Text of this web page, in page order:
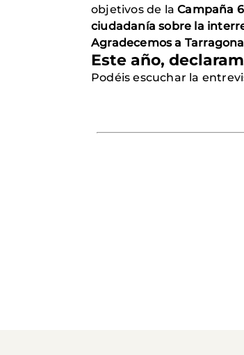
objetivos de laCampaña
ciudadanía sobre la
Agradecemos a
Este año,
Podéis escuchar la